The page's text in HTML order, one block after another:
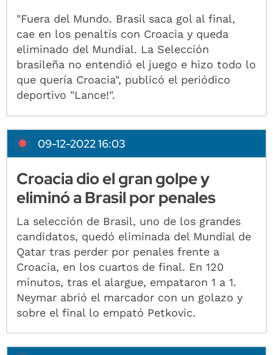
"Fuera del Mundo. Brasil saca gol al final,
cae en los penaltis con Croacia y queda
eliminado del Mundial. La Selección
brasileña no entendió el juego e hizo todo lo
que quería Croacia", publicó el periódico
deportivo "Lance!".
09-12-2022 16:03
Croacia dio el gran golpe y
eliminó a Brasil por penales
La selección de Brasil, uno de los grandes
candidatos, quedó eliminada del Mundial de
Qatar tras perder por penales frente a
Croacia, en los cuartos de final. En 120
minutos, tras el alargue, empataron 1 a 1.
Neymar abrió el marcador con un golazo y
sobre el final lo empató Petkovic.